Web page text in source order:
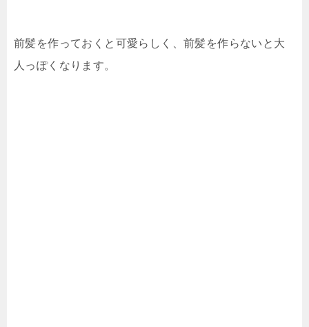
前髪を作っておくと可愛らしく、前髪を作らないと大
人っぽくなります。